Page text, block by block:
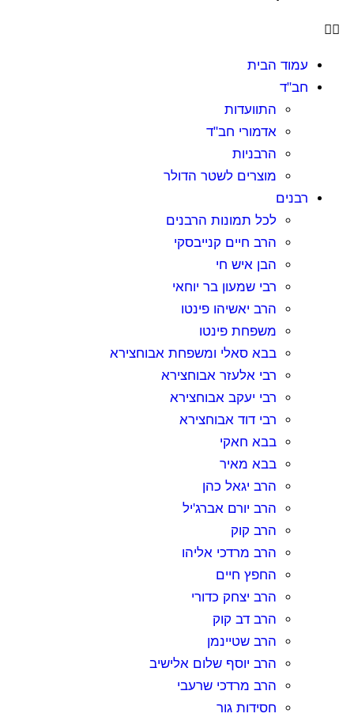
עמוד הבית
חב"ד
התוועדות
אדמורי חב"ד
הרבניות
מוצרים לשטר הדולר
רבנים
לכל תמונות הרבנים
הרב חיים קנייבסקי
הבן איש חי
רבי שמעון בר יוחאי
הרב יאשיהו פינטו
משפחת פינטו
בבא סאלי ומשפחת אבוחצירא
רבי אלעזר אבוחצירא
רבי יעקב אבוחצירא
רבי דוד אבוחצירא
בבא חאקי
בבא מאיר
הרב יגאל כהן
הרב יורם אברג'יל
הרב קוק
הרב מרדכי אליהו
החפץ חיים
הרב יצחק כדורי
הרב דב קוק
הרב שטיינמן
הרב יוסף שלום אלישיב
הרב מרדכי שרעבי
חסידות גור